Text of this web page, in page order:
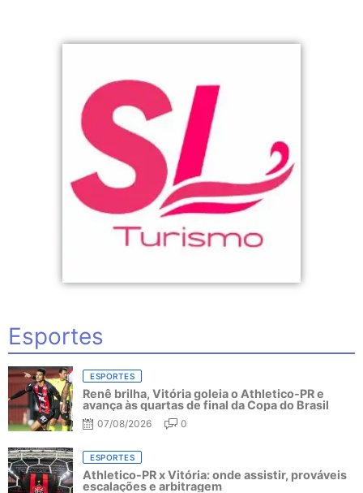
Esportes
ESPORTES
Renê brilha, Vitória goleia o Athletico-PR e
avança às quartas de final da Copa do Brasil
07/08/2026 0
ESPORTES
Athletico-PR x Vitória: onde assistir, prováveis
escalações e arbitragem